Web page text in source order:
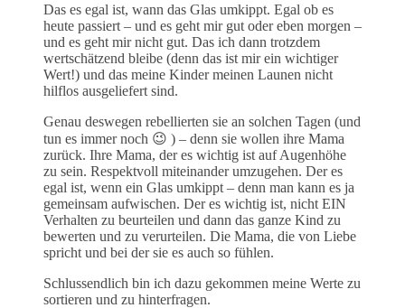
Das es egal ist, wann das Glas umkippt. Egal ob es
heute passiert – und es geht mir gut oder eben morgen –
und es geht mir nicht gut. Das ich dann trotzdem
wertschätzend bleibe (denn das ist mir ein wichtiger
Wert!) und das meine Kinder meinen Launen nicht
hilflos ausgeliefert sind.
Genau deswegen rebellierten sie an solchen Tagen (und
tun es immer noch 😉 ) – denn sie wollen ihre Mama
zurück. Ihre Mama, der es wichtig ist auf Augenhöhe
zu sein. Respektvoll miteinander umzugehen. Der es
egal ist, wenn ein Glas umkippt – denn man kann es ja
gemeinsam aufwischen. Der es wichtig ist, nicht EIN
Verhalten zu beurteilen und dann das ganze Kind zu
bewerten und zu verurteilen. Die Mama, die von Liebe
spricht und bei der sie es auch so fühlen.
Schlussendlich bin ich dazu gekommen meine Werte zu
sortieren und zu hinterfragen.